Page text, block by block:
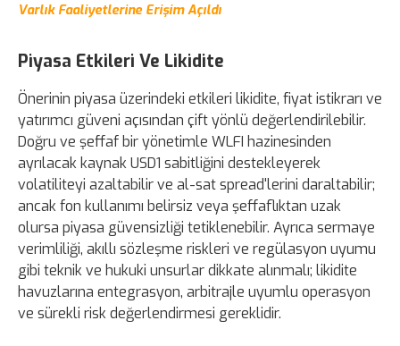
Varlık Faaliyetlerine Erişim Açıldı
Piyasa Etkileri Ve Likidite
Önerinin piyasa üzerindeki etkileri likidite, fiyat istikrarı ve
yatırımcı güveni açısından çift yönlü değerlendirilebilir.
Doğru ve şeffaf bir yönetimle WLFI hazinesinden
ayrılacak kaynak USD1 sabitliğini destekleyerek
volatiliteyi azaltabilir ve al-sat spread'lerini daraltabilir;
ancak fon kullanımı belirsiz veya şeffaflıktan uzak
olursa piyasa güvensizliği tetiklenebilir. Ayrıca sermaye
verimliliği, akıllı sözleşme riskleri ve regülasyon uyumu
gibi teknik ve hukuki unsurlar dikkate alınmalı; likidite
havuzlarına entegrasyon, arbitrajle uyumlu operasyon
ve sürekli risk değerlendirmesi gereklidir.